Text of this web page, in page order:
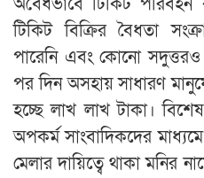
অবৈধভাবে টিকিট পরিবহন
টিকিট বিক্রির বৈধতা
পারেনি এবং কোনো সদুত্তরও
পর দিন অসহায় সাধারণ
হচ্ছে লাখ লাখ টাকা।
অপকর্ম সাংবাদিকদের
মেলার দায়িত্বে থাকা মনির